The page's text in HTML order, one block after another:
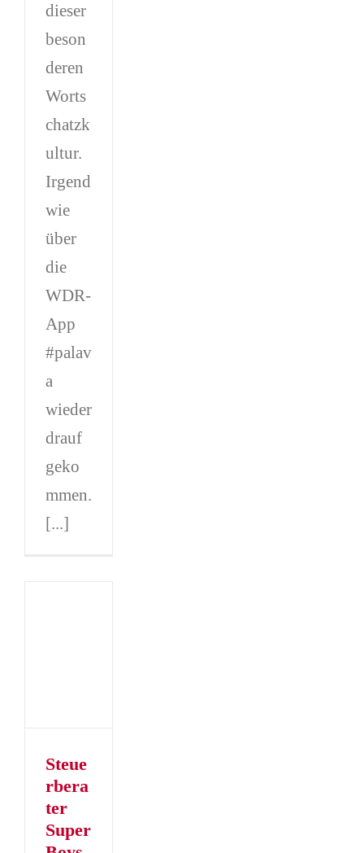
dieser
beson
deren
Worts
chatzk
ultur.
Irgend
wie
über
die
WDR-
App
#palav
a
wieder
drauf
geko
mmen.
[...]
Steue
rbera
ter
Super